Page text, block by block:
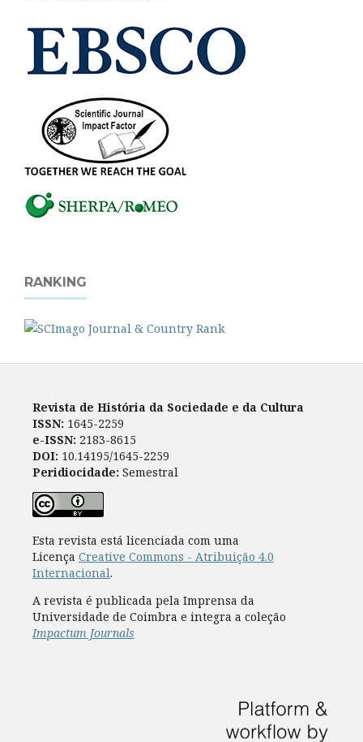
RANKING
Revista de História da Sociedade e da Cultura
ISSN: 1645-2259
e-ISSN: 2183-8615
DOI: 10.14195/1645-2259
Peridiocidade: Semestral
Esta revista está licenciada com uma
Licença Creative Commons - Atribuição 4.0
Internacional.
A revista é publicada pela Imprensa da
Universidade de Coimbra e integra a coleção
Impactum Journals